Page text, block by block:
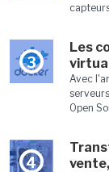
3
Les
Avec
Open
4